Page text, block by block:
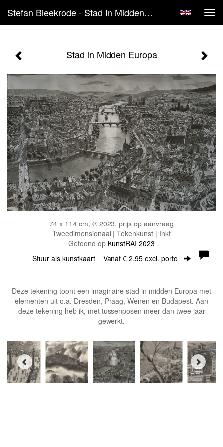
Stefan Bleekrode - Stad In Midden Europa
Stad in Midden Europa
74 x 114 cm, © 2023, prijs op aanvraag
Tweedimensionaal | Tekenkunst | Inkt
Getoond op KunstRAI 2023
Stuur als kunstkaart Vanaf € 2,95 excl. porto
Deze tekening toont een imaginaire stad in midden Europa met
elementen uit o.a. Dresden, Praag, Wenen en Budapest. Aan
deze tekening heb ik, met tussenposen meer dan twee jaar
gewerkt.